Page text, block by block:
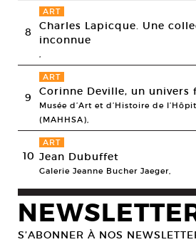
8
ART
Charles Lapicque. Une
inconnue
,
9
ART
Corinne Deville, un univers
Musée d’Art et d’Histoire de
(MAHHSA),
10
ART
Jean Dubuffet
Galerie Jeanne Bucher Jaeger,
S’ABONNER À NOS